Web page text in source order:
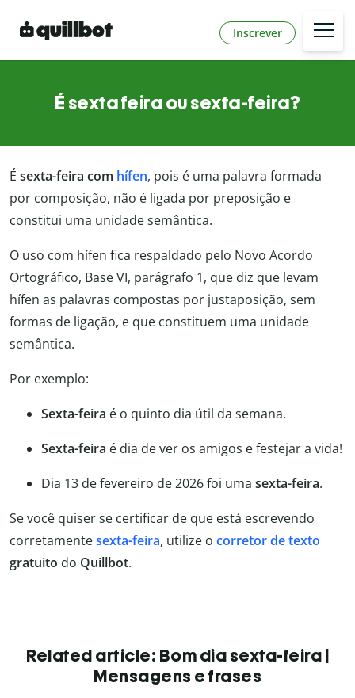
Inscrever
É sexta feira ou sexta-feira?
É sexta-feira com hífen, pois é uma palavra formada
por composição, não é ligada por preposição e
constitui uma unidade semântica.
O uso com hífen fica respaldado pelo Novo Acordo
Ortográfico, Base VI, parágrafo 1, que diz que levam
hífen as palavras compostas por justaposição, sem
formas de ligação, e que constituem uma unidade
semântica.
Por exemplo:
Sexta-feira é o quinto dia útil da semana.
Sexta-feira é dia de ver os amigos e festejar a vida!
Dia 13 de fevereiro de 2026 foi uma sexta-feira.
Se você quiser se certificar de que está escrevendo
corretamentesexta-feira, utilize o corretor de texto
gratuito do Quillbot.
Related article: Bom dia sexta-feira |
Mensagens e frases